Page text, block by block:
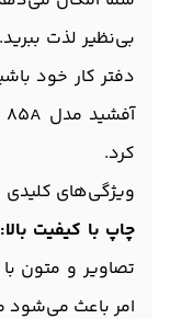
بی‌نظیر لذت
دفتر کار خود
کرد.
ویژگی‌های کلیدی
چاپ با کیفیت بالا:
تصاویر و متون
امر باعث می‌شود